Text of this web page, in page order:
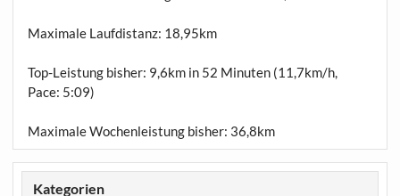
Maximale Laufdistanz: 18,95km
Top-Leistung bisher: 9,6km in 52 Minuten (11,7km/h,
Pace: 5:09)
Maximale Wochenleistung bisher: 36,8km
Kategorien